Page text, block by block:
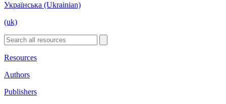
Українська (Ukrainian)
(uk)
Resources
Authors
Publishers